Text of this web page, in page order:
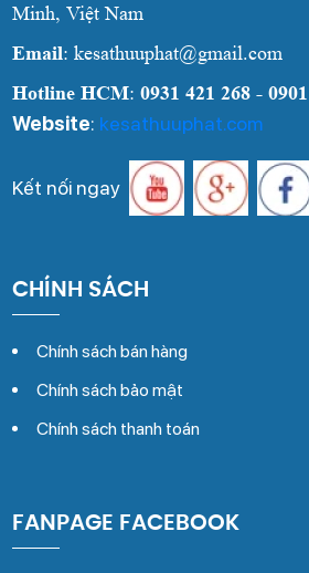
Minh, Việt Nam
Email: kesathuuphat@gmail.com
Hotline HCM:0931 421 268 -
Website: kesathuuphat.com
Kết nối ngay
CHÍNH SÁCH
Chính sách bán hàng
Chính sách bảo mật
Chính sách thanh toán
FANPAGE FACEBOOK